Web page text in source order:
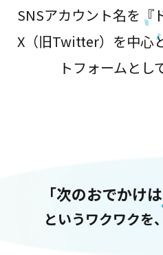
SNSアカウント名を『
X（旧Twitter）を中心
トフォームとし
「次のおでかけは
というワクワクを